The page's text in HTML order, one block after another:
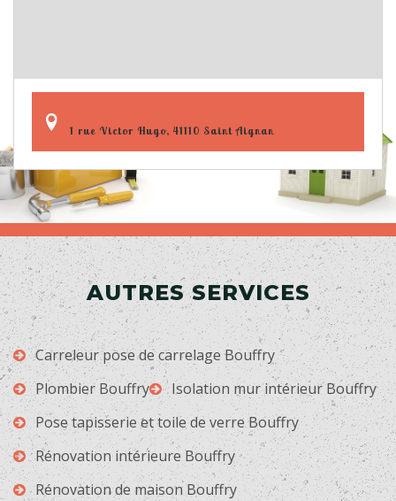
1 rue Victor Hugo, 41110 Saint Aignan
AUTRES SERVICES
Carreleur pose de carrelage Bouffry
Plombier Bouffry
Isolation mur intérieur Bouffry
Pose tapisserie et toile de verre Bouffry
Rénovation intérieure Bouffry
Rénovation de maison Bouffry